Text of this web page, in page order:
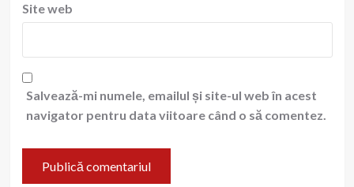
Site web
Salvează-mi numele, emailul și site-ul web în acest
navigator pentru data viitoare când o să comentez.